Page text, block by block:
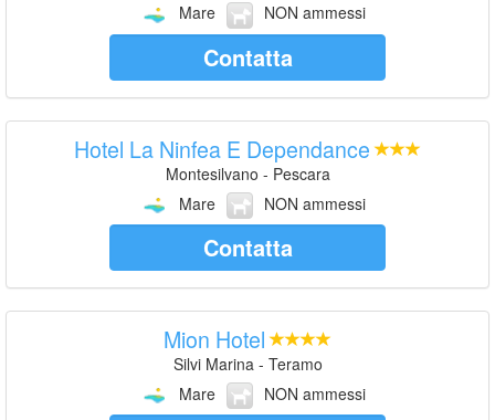
Mare
NON ammessi
Contatta
Hotel La Ninfea E Dependance
Montesilvano - Pescara
Mare
NON ammessi
Contatta
Mion Hotel
Silvi Marina - Teramo
Mare
NON ammessi